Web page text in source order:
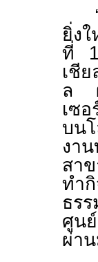
ยิ่ง
ที่
เชี
ล ผ่
เซ
บน
งา
สา
ทำ
ธ
ศูน
ผ่าน